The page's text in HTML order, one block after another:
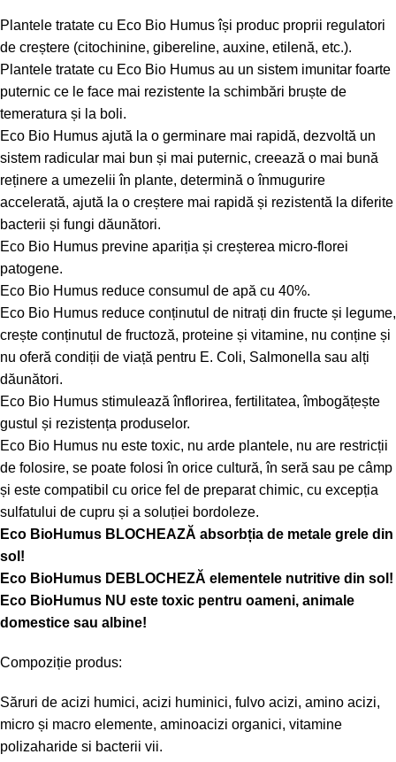
Plantele tratate cu Eco Bio Humus își produc proprii regulatori
de creștere (citochinine, gibereline, auxine, etilenă, etc.).
Plantele tratate cu Eco Bio Humus au un sistem imunitar foarte
puternic ce le face mai rezistente la schimbări bruște de
temeratura și la boli.
Eco Bio Humus ajută la o germinare mai rapidă, dezvoltă un
sistem radicular mai bun și mai puternic, creează o mai bună
reținere a umezelii în plante, determină o înmugurire
accelerată, ajută la o creștere mai rapidă și rezistentă la diferite
bacterii și fungi dăunători.
Eco Bio Humus previne apariția și creșterea micro-florei
patogene.
Eco Bio Humus reduce consumul de apă cu 40%.
Eco Bio Humus reduce conținutul de nitrați din fructe și legume,
crește conținutul de fructoză, proteine și vitamine, nu conține și
nu oferă condiții de viață pentru E. Coli, Salmonella sau alți
dăunători.
Eco Bio Humus stimulează înflorirea, fertilitatea, îmbogățește
gustul și rezistența produselor.
Eco Bio Humus nu este toxic, nu arde plantele, nu are restricții
de folosire, se poate folosi în orice cultură, în seră sau pe câmp
și este compatibil cu orice fel de preparat chimic, cu excepția
sulfatului de cupru și a soluției bordoleze.
Eco BioHumus BLOCHEAZĂ absorbția de metale grele din
sol!
Eco BioHumus DEBLOCHEZĂ elementele nutritive din sol!
Eco BioHumus NU este toxic pentru oameni, animale
domestice sau albine!
Compoziție produs:
Săruri de acizi humici, acizi huminici, fulvo acizi, amino acizi,
micro și macro elemente, aminoacizi organici, vitamine
polizaharide si bacterii vii.